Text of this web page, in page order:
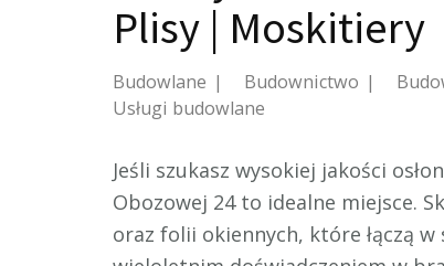
Plisy | Moskitiery
Budowlane Budownictwo
Usługi budowlane
Jeśli szukasz wysokiej jakości
Obozowej 24 to idealne miejsce.
oraz folii okiennych, które łączą